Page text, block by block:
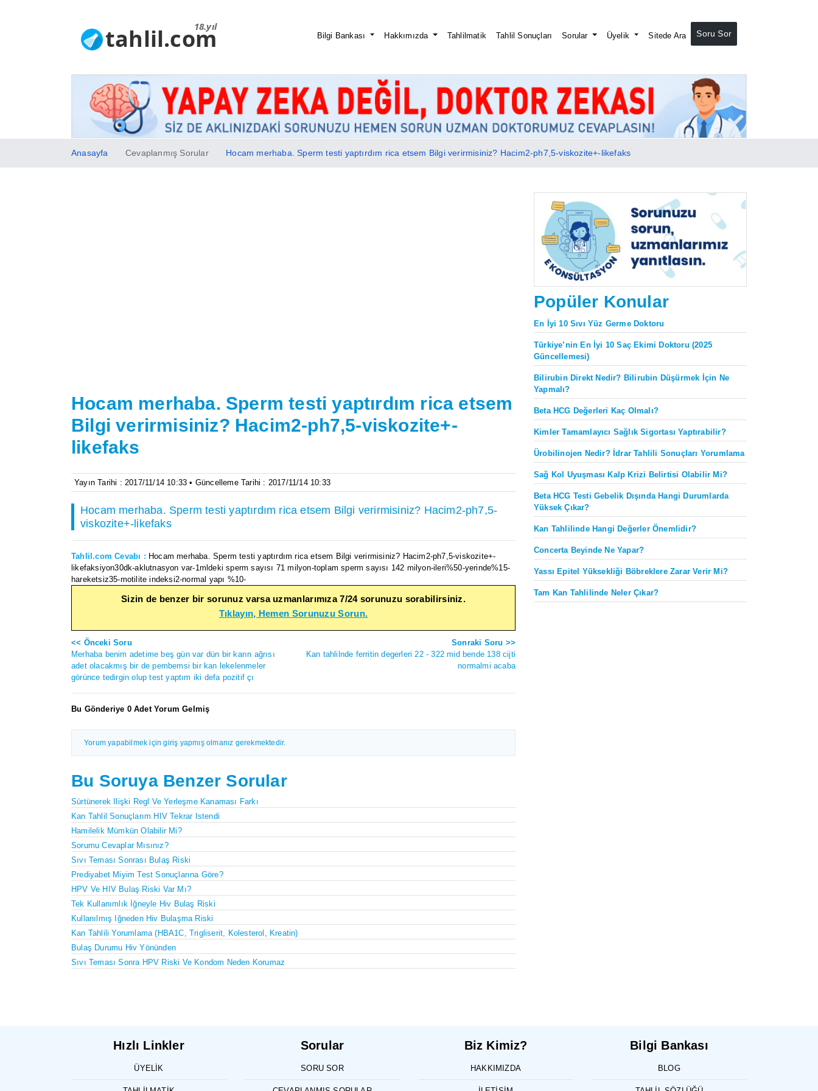
18.yıl
tahlil.com Bilgi Bankası Hakkımızda Tahlilmatik Tahlil Sonuçları Sorular Üyelik Sitede Ara Soru Sor
Anasayfa Cevaplanmış Sorular Hocam merhaba. Sperm testi yaptırdım rica etsem Bilgi verirmisiniz? Hacim2-ph7,5-viskozite+-likefaks
Hocam merhaba. Sperm testi yaptırdım rica etsem
Bilgi verirmisiniz? Hacim2-ph7,5-viskozite+-
likefaks
Yayın Tarihi : 2017/11/14 10:33 • Güncelleme Tarihi : 2017/11/14 10:33
Hocam merhaba. Sperm testi yaptırdım rica etsem Bilgi verirmisiniz? Hacim2-ph7,5-
viskozite+-likefaks
Tahlil.com Cevabı : Hocam merhaba. Sperm testi yaptırdım rica etsem Bilgi verirmisiniz? Hacim2-ph7,5-viskozite+-
likefaksiyon30dk-aklutnasyon var-1mldeki sperm sayısı 71 milyon-toplam sperm sayısı 142 milyon-ileri%50-yerinde%15-
hareketsiz35-motilite indeksi2-normal yapı %10-
Sizin de benzer bir sorunuz varsa uzmanlarımıza 7/24 sorunuzu sorabilirsiniz.
Tıklayın, Hemen Sorunuzu Sorun.
<< Önceki Soru
Merhaba benim adetime beş gün var dün bir karın ağrısı
adet olacakmış bir de pembemsi bir kan lekelenmeler
görünce tedirgin olup test yaptım iki defa pozitif çı
Sonraki Soru >>
Kan tahlilnde ferritin degerleri 22 - 322 mid bende 138 cijti
normalmi acaba
Bu Gönderiye 0 Adet Yorum Gelmiş
Yorum yapabilmek için giriş yapmış olmanız gerekmektedir.
Bu Soruya Benzer Sorular
Sürtünerek Ilişki Regl Ve Yerleşme Kanaması Farkı
Kan Tahlil Sonuçlarım HIV Tekrar Istendi
Hamilelik Mümkün Olabilir Mi?
Sorumu Cevaplar Mısınız?
Sıvı Teması Sonrası Bulaş Riski
Prediyabet Miyim Test Sonuçlarına Göre?
HPV Ve HIV Bulaş Riski Var Mı?
Tek Kullanımlık İğneyle Hiv Bulaş Riski
Kullanılmış Iğneden Hiv Bulaşma Riski
Kan Tahlili Yorumlama (HBA1C, Trigliserit, Kolesterol, Kreatin)
Bulaş Durumu Hiv Yönünden
Sıvı Teması Sonra HPV Riski Ve Kondom Neden Korumaz
Popüler Konular
En İyi 10 Sıvı Yüz Germe Doktoru
Türkiye’nin En İyi 10 Saç Ekimi Doktoru (2025
Güncellemesi)
Bilirubin Direkt Nedir? Bilirubin Düşürmek İçin Ne
Yapmalı?
Beta HCG Değerleri Kaç Olmalı?
Kimler Tamamlayıcı Sağlık Sigortası Yaptırabilir?
Ürobilinojen Nedir? İdrar Tahlili Sonuçları Yorumlama
Sağ Kol Uyuşması Kalp Krizi Belirtisi Olabilir Mi?
Beta HCG Testi Gebelik Dışında Hangi Durumlarda
Yüksek Çıkar?
Kan Tahlilinde Hangi Değerler Önemlidir?
Concerta Beyinde Ne Yapar?
Yassı Epitel Yüksekliği Böbreklere Zarar Verir Mi?
Tam Kan Tahlilinde Neler Çıkar?
Hızlı Linkler
ÜYELIK
Sorular
SORU SOR
Biz Kimiz?
HAKKIMIZDA
Bilgi Bankası
BLOG